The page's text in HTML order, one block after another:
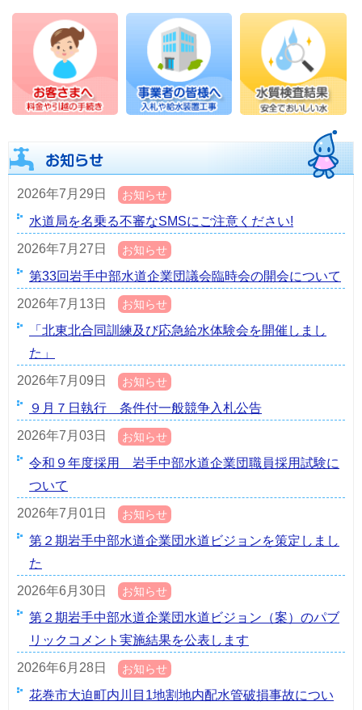
2026年7月29日 お知らせ
水道局を名乗る不審なSMSにご注意ください!
2026年7月27日
お知らせ
第33回岩手中部水道企業団議会臨時会の開会について
2026年7月13日
お知らせ
「北東北合同訓練及び応急給水体験会を開催しまし
た」
2026年7月09日
お知らせ
９月７日執行 条件付一般競争入札公告
2026年7月03日
お知らせ
令和９年度採用 岩手中部水道企業団職員採用試験に
ついて
2026年7月01日
お知らせ
第２期岩手中部水道企業団水道ビジョンを策定しまし
た
2026年6月30日
お知らせ
第２期岩手中部水道企業団水道ビジョン（案）のパブ
リックコメント実施結果を公表します
2026年6月28日
お知らせ
花巻市大迫町内川目1地割地内配水管破損事故につい